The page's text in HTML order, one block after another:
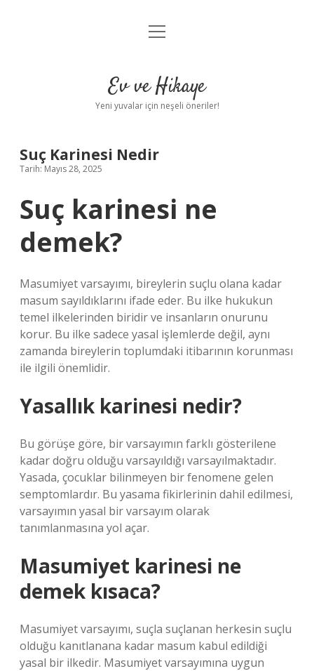
Anasayfa
Yasal Uyarı
menüyü
Ev ve Hikaye
Yeni yuvalar için neşeli öneriler!
Suç Karinesi Nedir
Tarih: Mayıs 28, 2025
Suç karinesi ne
demek?
Masumiyet varsayımı, bireylerin suçlu olana kadar
masum sayıldıklarını ifade eder. Bu ilke hukukun
temel ilkelerinden biridir ve insanların onurunu
korur. Bu ilke sadece yasal işlemlerde değil, aynı
zamanda bireylerin toplumdaki itibarının korunması
ile ilgili önemlidir.
Yasallık karinesi nedir?
Bu görüşe göre, bir varsayımın farklı gösterilene
kadar doğru olduğu varsayıldığı varsayılmaktadır.
Yasada, çocuklar bilinmeyen bir fenomene gelen
semptomlardır. Bu yasama fikirlerinin dahil edilmesi,
varsayımın yasal bir varsayım olarak
tanımlanmasına yol açar.
Masumiyet karinesi ne
demek kısaca?
Masumiyet varsayımı, suçla suçlanan herkesin suçlu
olduğu kanıtlanana kadar masum kabul edildiği
yasal bir ilkedir. Masumiyet varsayımına uygun